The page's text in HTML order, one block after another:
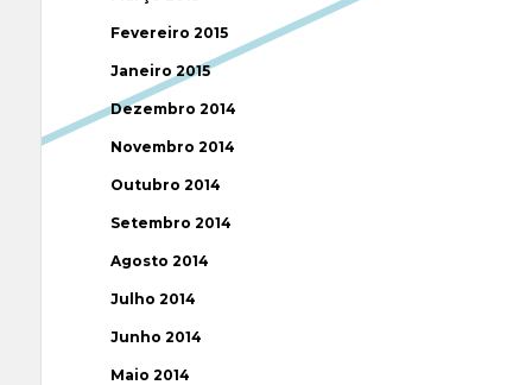
Fevereiro 2015
Janeiro 2015
Dezembro 2014
Novembro 2014
Outubro 2014
Setembro 2014
Agosto 2014
Julho 2014
Junho 2014
Maio 2014